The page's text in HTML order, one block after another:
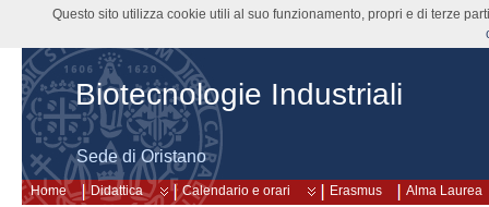
Biotecnologie Industriali
Sede di Oristano
Home Didattica Calendario e orari Erasmus Alma Laurea
Questo sito utilizza cookie utili al suo funzionamento, propri e di terze